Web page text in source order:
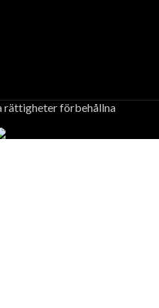
rättigheter förbehållna